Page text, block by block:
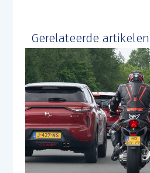
Gerelateerde artikelen